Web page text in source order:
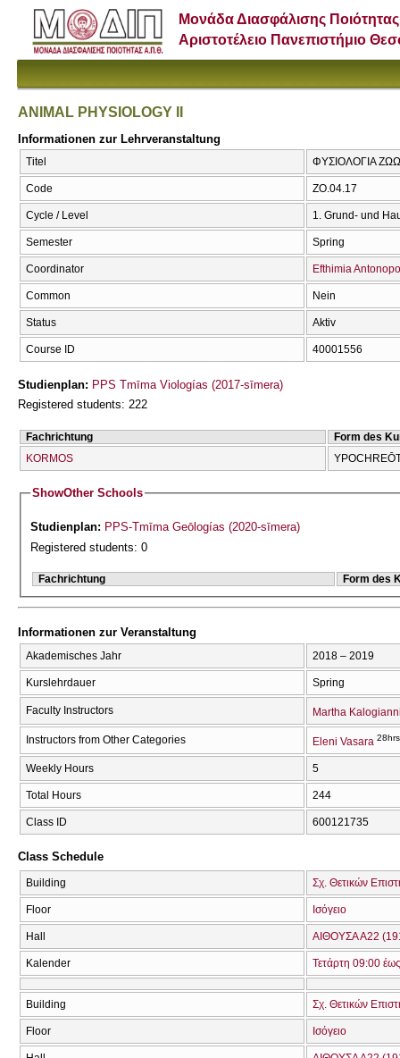
Μονάδα Διασφάλισης Ποιότητας
Αριστοτέλειο Πανεπιστήμιο
ANIMAL PHYSIOLOGY IΙ
Informationen zur Lehrveranstaltung
Titel ΦΥΣΙΟΛΟΓΙΑ
Code ZO.04.17
Cycle / Level 1. Grund- und
Semester Spring
Coordinator Efthimia
Common Nein
Status Aktiv
Course ID 40001556
Studienplan: PPS Tmīma Viologías (2017-sīmera)
Registered students: 222
Fachrichtung
Form des
KORMOS
ShowOther Schools
Studienplan: PPS-Tmīma Geōlogías (2020-sīmera)
Registered students: 0
Fachrichtung Form des
Informationen zur Veranstaltung
Akademisches Jahr 2018 – 2019
Kurslehrdauer Spring
Faculty Instructors Martha
Instructors from Other Categories Eleni Vasara 28hrs
Weekly Hours 5
Total Hours 244
Class ID 600121735
Class Schedule
Building Σχ. Θετικών
Floor Ισόγειο
Hall ΑΙΘΟΥΣΑ Α22
Kalender Τετάρτη 09:00
Building Σχ. Θετικών
Floor Ισόγειο